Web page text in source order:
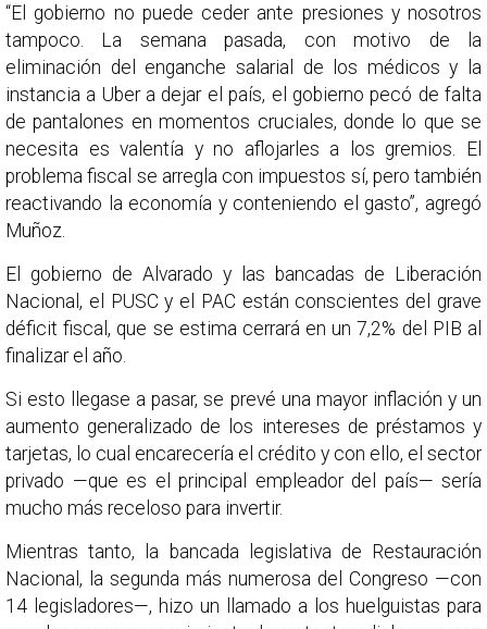
“El gobierno no puede ceder ante presiones y nosotros
tampoco. La semana pasada, con motivo de la
eliminación del enganche salarial de los médicos y la
instancia a Uber a dejar el país, el gobierno pecó de falta
de pantalones en momentos cruciales, donde lo que se
necesita es valentía y no aflojarles a los gremios. El
problema fiscal se arregla con impuestos sí, pero también
reactivando la economía y conteniendo el gasto”, agregó
Muñoz.
El gobierno de Alvarado y las bancadas de Liberación
Nacional, el PUSC y el PAC están conscientes del grave
déficit fiscal, que se estima cerrará en un 7,2% del PIB al
finalizar el año.
Si esto llegase a pasar, se prevé una mayor inflación y un
aumento generalizado de los intereses de préstamos y
tarjetas, lo cual encarecería el crédito y con ello, el sector
privado —que es el principal empleador del país— sería
mucho más receloso para invertir.
Mientras tanto, la bancada legislativa de Restauración
Nacional, la segunda más numerosa del Congreso —con
14 legisladores—, hizo un llamado a los huelguistas para